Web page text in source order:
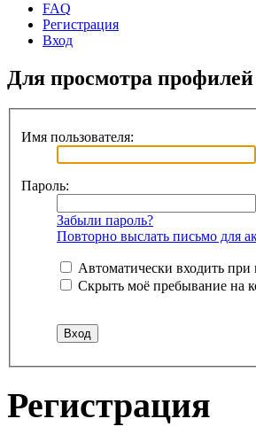
FAQ
Регистрация
Вход
Для просмотра
Имя пользователя:
Пароль:
Забыли пароль?
Повторно выслать письмо для
Автоматически входить
Скрыть моё пребывание на
Регистрация